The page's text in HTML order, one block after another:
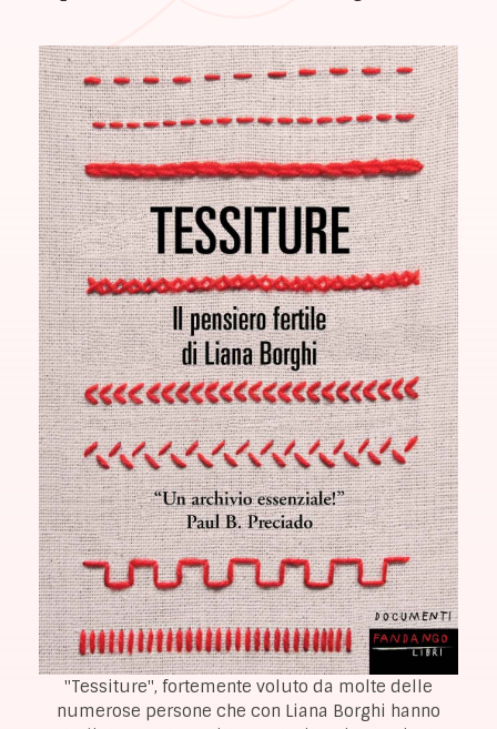
"Tessiture", fortemente voluto da molte delle
numerose persone che con Liana Borghi hanno